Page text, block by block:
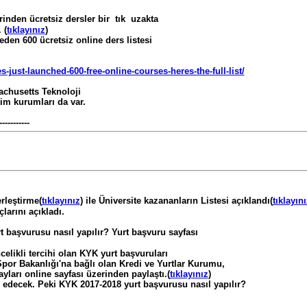
ücretsiz dersler bir tık uzakta
(tıklayınız)
600 ücretsiz online ders listesi
just-launched-600-free-online-courses-heres-the-full-list/
Teknoloji
kurumları da var.
tıklayınız) ile Üniversite kazananların Listesi açıklandı(
açıkladı.
nasıl yapılır? Yurt başvuru sayfası
tercihi olan KYK yurt başvuruları
Bakanlığı'na bağlı olan Kredi ve Yurtlar Kurumu,
online sayfası üzerinden paylaştı.(tıklayınız)
Peki KYK 2017-2018 yurt başvurusu nasıl yapılır?